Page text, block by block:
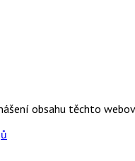
obsahu těchto